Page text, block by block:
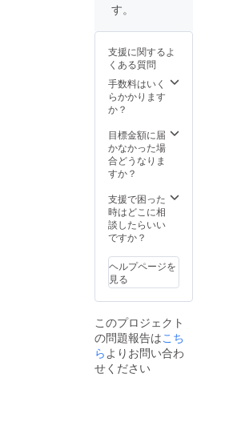
す。
支援に関するよ
くある質問
手数料はいく
らかかります
か？
目標金額に届
かなかった場
合どうなりま
すか？
支援で困った
時はどこに相
談したらいい
ですか？
ヘルプページを
見る
このプロジェクト
の問題報告はこち
らよりお問い合わ
せください